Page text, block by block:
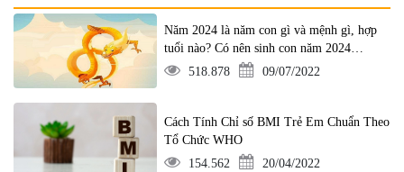
Năm 2024 là năm con gì và mệnh gì, hợp
tuổi nào? Có nên sinh con năm 2024
không?518.878 09/07/2022
Cách Tính Chỉ số BMI Trẻ Em Chuẩn Theo
Tổ Chức WHO
154.562
20/04/2022